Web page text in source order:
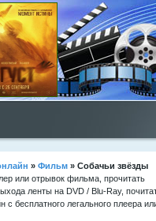
» Фильм » Собачьи звёзды
или отрывок фильма, прочитать
ленты на DVD / Blu-Ray,
бесплатного легального плеера